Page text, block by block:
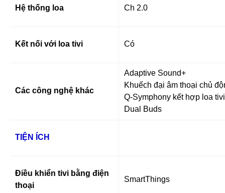
Hệ thống loa Ch 2.0
Kết nối với loa tivi Có
Các công nghệ khác
Adaptive Sound+
Khuếch đại âm thoại chủ
Q-Symphony kết hợp loa
Dual Buds
TIỆN ÍCH
Điều khiển tivi bằng điện
thoại
SmartThings